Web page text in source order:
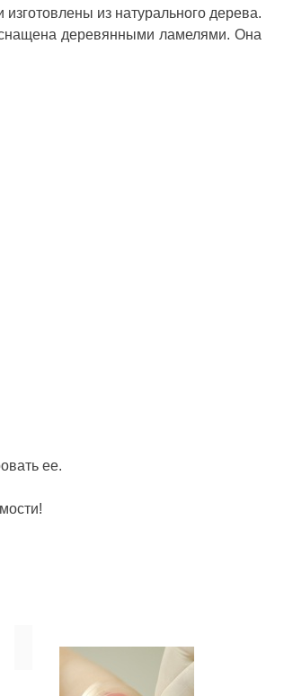
из натурального дерева.
деревянными ламелями. Она
ее.